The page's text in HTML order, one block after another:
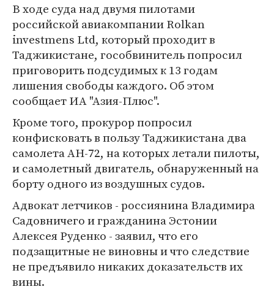
В ходе суда над двумя пилотами
российской авиакомпании Rolkan
investmens Ltd, который проходит в
Таджикистане, гособвинитель попросил
приговорить подсудимых к 13 годам
лишения свободы каждого. Об этом
сообщает ИА "Азия-Плюс".
Кроме того, прокурор попросил
конфисковать в пользу Таджикистана два
самолета АН-72, на которых летали пилоты,
и самолетный двигатель, обнаруженный на
борту одного из воздушных судов.
Адвокат летчиков - россиянина Владимира
Садовничего и гражданина Эстонии
Алексея Руденко - заявил, что его
подзащитные не виновны и что следствие
не предъявило никаких доказательств их
вины.